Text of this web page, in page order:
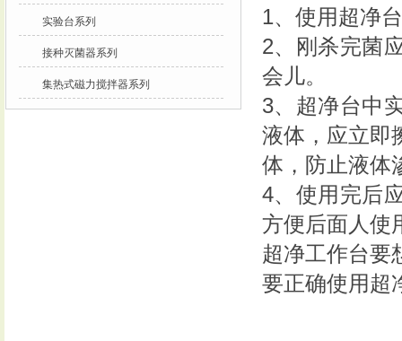
1、使用超净
2、刚杀完菌
会儿。
3、超净台中
液体，应立即
体，防止液体
4、使用完后
方便后面人使
超净工作台要
要正确使用超
实验台系列
接种灭菌器系列
集热式磁力搅拌器系列